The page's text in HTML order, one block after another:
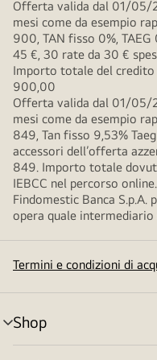
Offerta valida dal 01/
mesi come da esempio
900, TAN fisso 0%,
45 €, 30 rate da 30 €
Importo totale del credito
900,00
Offerta valida dal 01/
mesi come da esempio
849, Tan fisso 9,53%
accessori dell’offerta
849. Importo totale
IEBCC nel percorso
Findomestic Banca S.p.A.
opera quale
Termini e condizioni di
Shop
Attivazione
menu